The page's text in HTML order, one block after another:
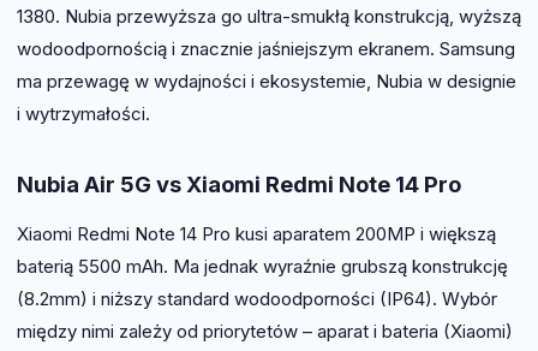
1380. Nubia przewyższa go ultra-smukłą konstrukcją, wyższą
wodoodpornością i znacznie jaśniejszym ekranem. Samsung
ma przewagę w wydajności i ekosystemie, Nubia w designie
i wytrzymałości.
Nubia Air 5G vs Xiaomi Redmi Note 14 Pro
Xiaomi Redmi Note 14 Pro kusi aparatem 200MP i większą
baterią 5500 mAh. Ma jednak wyraźnie grubszą konstrukcję
(8.2mm) i niższy standard wodoodporności (IP64). Wybór
między nimi zależy od priorytetów – aparat i bateria (Xiaomi)